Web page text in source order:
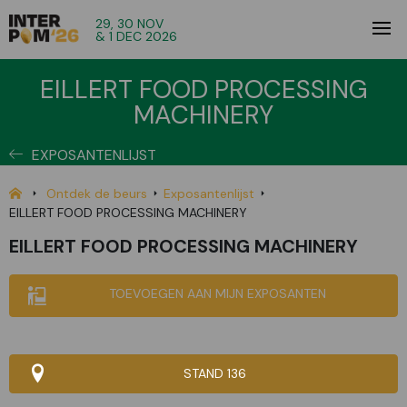
29, 30 NOV
& 1 DEC 2026
EILLERT FOOD PROCESSING
MACHINERY
EXPOSANTENLIJST
Ontdek de beurs
Exposantenlijst
EILLERT FOOD PROCESSING MACHINERY
EILLERT FOOD PROCESSING MACHINERY
TOEVOEGEN AAN MIJN EXPOSANTEN
STAND 136